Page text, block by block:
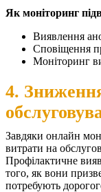
Як моніторинг
Виявлення
Сповіщення
Моніторинг
4.
Завдяки онлайн
витрати на
Профілактичне
того, як вони
потребують